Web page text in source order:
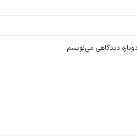
دیدگاهی می‌نویسم.